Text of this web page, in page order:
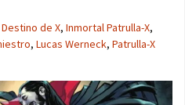
Destino de X, Inmortal Patrulla-X,
, Lucas Werneck, Patrulla-X